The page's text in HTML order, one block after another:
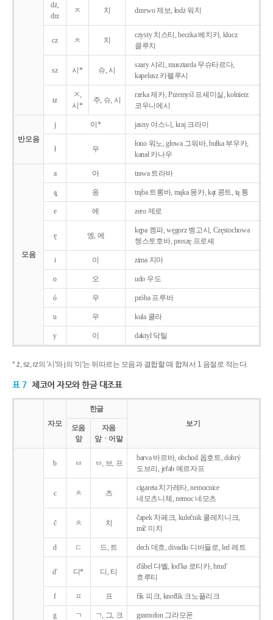
dż,
drz
ㅈ 치 drzewo 제보, łodż 워치
cz ㅊ 치
czysty 치스티, beczka 베치카, klucz
클루치
sz 시* 슈, 시
szary 샤리, musztarda 무슈타르다,
kapelusz 카펠루시
rz
ㅈ,
시*
주, 슈, 시
rzeka 제카, Przemyśl 프셰미실, kołnierz
코우니에시
반모음
j 이* jasny 야스니, kraj 크라이
ł 우
łono 워노, głowa 그워바, bułka 부우카,
kanał 카나우
모음
a 아 trawa 트라바
ą̨ 옹 trąba 트롱바, mąka 몽카, kąt 콩트, tą 통
e 에 zero 제로
ę 엥, 에
kępa 켕파, węgorz 벵고시, Częstochowa
쳉스토호바, proszę 프로셰
i 이 zima 지마
o 오 udo 우도
ó 우 próba 프루바
u 우 kula 쿨라
y 이 daktyl 닥틸
* ż, sz, rz의 '시'와 j의 '이'는 뒤따르는 모음과 결합할 때 합쳐서 1 음절로 적는다.
표 7 체코어 자모와 한글 대조표
자모
한글
보기
모음
앞
자음
앞ㆍ어말
b ㅂ ㅂ, 브, 프
barva 바르바, obchod 옵호트, dobrý
도브리, jeřab 예르자프
c ㅊ 츠
cigareta 치가레타, nemocnice
네모츠니체, nemoc 네모츠
č ㅊ 치
čapek 차페크, kulečnik 쿨레치니크,
míč 미치
d ㄷ 드, 트 dech 데흐, divadlo 디바들로, led 레트
d' 디* 디, 티
d'ábel 댜벨, lod'ka 로티카, hrud'
흐루티
f ㅍ 프 fík 피크, knoflík 크노플리크
g ㄱ ㄱ, 그, 크 gramofon 그라모폰